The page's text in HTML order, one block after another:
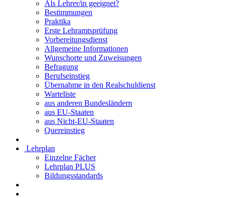
Als Lehrer/in geeignet?
Bestimmungen
Praktika
Erste Lehramtsprüfung
Vorbereitungsdienst
Allgemeine Informationen
Wunschorte und Zuweisungen
Befragung
Berufseinstieg
Übernahme in den Realschuldienst
Warteliste
aus anderen Bundesländern
aus EU-Staaten
aus Nicht-EU-Staaten
Quereinstieg
Lehrplan
Einzelne Fächer
Lehrplan PLUS
Bildungsstandards